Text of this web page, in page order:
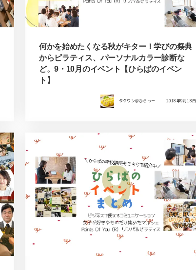
何かを始めたくなる秋がキター！学びの祭典
からピラティス、パーソナルカラー診断な
ど。9・10月のイベント【ひらばのイベン
ト】
タクワン＠ひらつー 2018年9月18日